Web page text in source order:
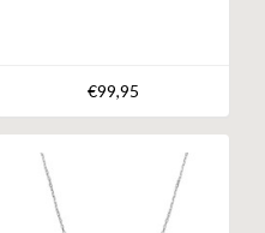
€99,95